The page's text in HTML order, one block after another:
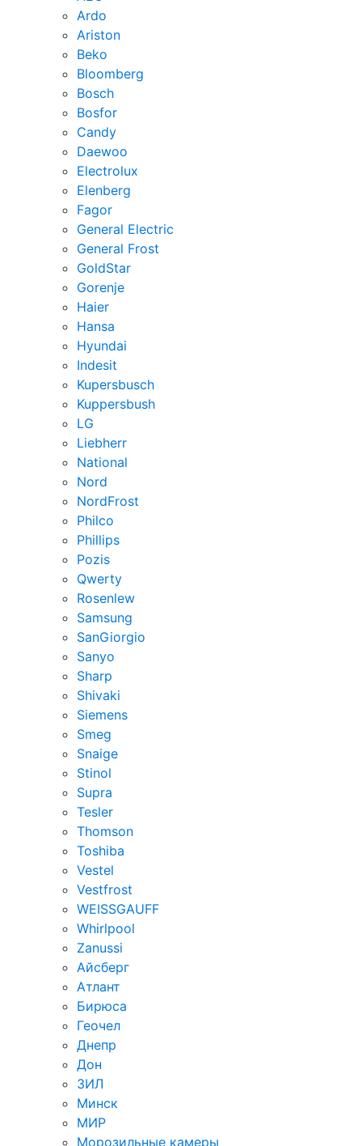
Ardo
Ariston
Beko
Bloomberg
Bosch
Bosfor
Candy
Daewoo
Electrolux
Elenberg
Fagor
General Electric
General Frost
GoldStar
Gorenje
Haier
Hansa
Hyundai
Indesit
Kupersbusch
Kuppersbush
LG
Liebherr
National
Nord
NordFrost
Philco
Phillips
Pozis
Qwerty
Rosenlew
Samsung
SanGiorgio
Sanyo
Sharp
Shivaki
Siemens
Smeg
Snaige
Stinol
Supra
Tesler
Thomson
Toshiba
Vestel
Vestfrost
WEISSGAUFF
Whirlpool
Zanussi
Айсберг
Атлант
Бирюса
Геочел
Днепр
Дон
ЗИЛ
Минск
МИР
Морозильные камеры